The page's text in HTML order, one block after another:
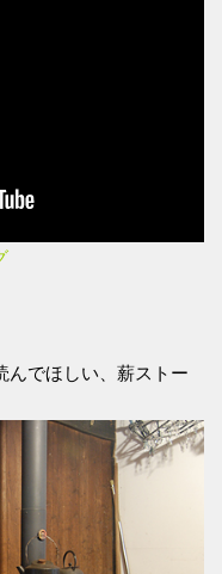
んでほしい、薪ストー